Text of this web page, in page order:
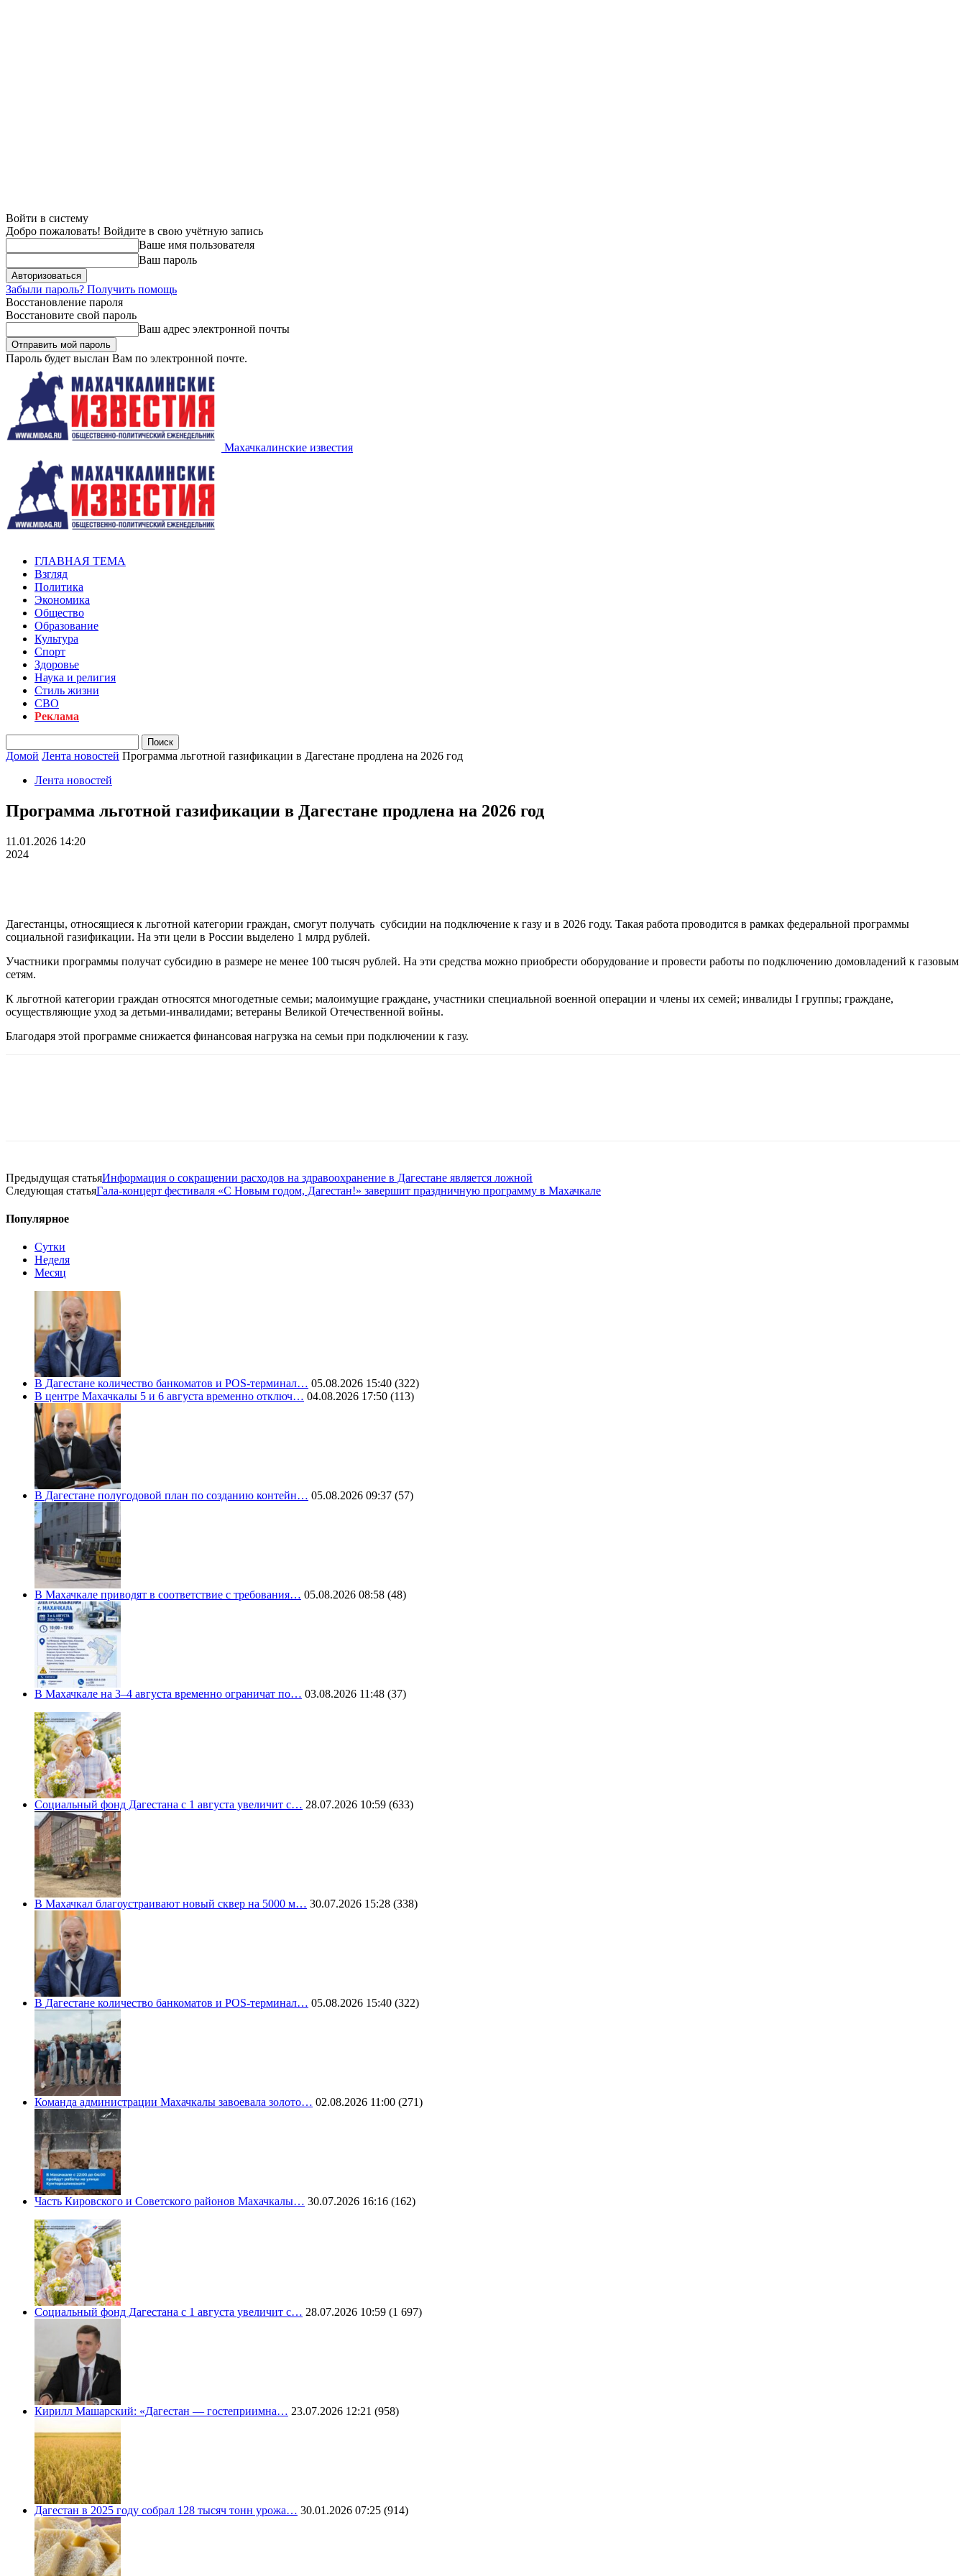
Войти в систему
Добро пожаловать! Войдите в свою учётную запись
Ваше имя пользователя
Ваш пароль
Забыли пароль? Получить помощь
Восстановление пароля
Восстановите свой пароль
Ваш адрес электронной почты
Пароль будет выслан Вам по электронной почте.
Махачкалинские известия
ГЛАВНАЯ ТЕМА
Взгляд
Политика
Экономика
Общество
Образование
Культура
Спорт
Здоровье
Наука и религия
Стиль жизни
СВО
Реклама
Домой Лента новостей Программа льготной газификации в Дагестане продлена на 2026 год
Лента новостей
Программа льготной газификации в Дагестане продлена на 2026 год
11.01.2026 14:20
2024
Дагестанцы, относящиеся к льготной категории граждан, смогут получать субсидии на подключение к газу и в 2026 году. Такая работа проводится в рамках федеральной программы
социальной газификации. На эти цели в России выделено 1 млрд рублей.
Участники программы получат субсидию в размере не менее 100 тысяч рублей. На эти средства можно приобрести оборудование и провести работы по подключению домовладений к газовым
сетям.
К льготной категории граждан относятся многодетные семьи; малоимущие граждане, участники специальной военной операции и члены их семей; инвалиды I группы; граждане,
осуществляющие уход за детьми-инвалидами; ветераны Великой Отечественной войны.
Благодаря этой программе снижается финансовая нагрузка на семьи при подключении к газу.
Предыдущая статьяИнформация о сокращении расходов на здравоохранение в Дагестане является ложной
Следующая статьяГала-концерт фестиваля «С Новым годом, Дагестан!» завершит праздничную программу в Махачкале
Популярное
Сутки
Неделя
Месяц
В Дагестане количество банкоматов и POS-терминал… 05.08.2026 15:40 (322)
В центре Махачкалы 5 и 6 августа временно отключ… 04.08.2026 17:50 (113)
В Дагестане полугодовой план по созданию контейн… 05.08.2026 09:37 (57)
В Махачкале приводят в соответствие с требования… 05.08.2026 08:58 (48)
В Махачкале на 3–4 августа временно ограничат по… 03.08.2026 11:48 (37)
Социальный фонд Дагестана с 1 августа увеличит с… 28.07.2026 10:59 (633)
В Махачкал благоустраивают новый сквер на 5000 м… 30.07.2026 15:28 (338)
В Дагестане количество банкоматов и POS-терминал… 05.08.2026 15:40 (322)
Команда администрации Махачкалы завоевала золото… 02.08.2026 11:00 (271)
Часть Кировского и Советского районов Махачкалы… 30.07.2026 16:16 (162)
Социальный фонд Дагестана с 1 августа увеличит с… 28.07.2026 10:59 (1 697)
Кирилл Машарский: «Дагестан — гостеприимна… 23.07.2026 12:21 (958)
Дагестан в 2025 году собрал 128 тысяч тонн урожа… 30.01.2026 07:25 (914)